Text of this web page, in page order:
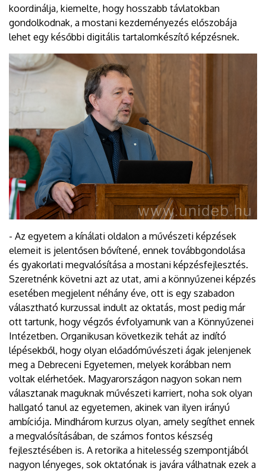
koordinálja, kiemelte, hogy hosszabb távlatokban
gondolkodnak, a mostani kezdeményezés előszobája
lehet egy későbbi digitális tartalomkészítő képzésnek.
- Az egyetem a kínálati oldalon a művészeti képzések
elemeit is jelentősen bővítené, ennek továbbgondolása
és gyakorlati megvalósítása a mostani képzésfejlesztés.
Szeretnénk követni azt az utat, ami a könnyűzenei képzés
esetében megjelent néhány éve, ott is egy szabadon
választható kurzussal indult az oktatás, most pedig már
ott tartunk, hogy végzős évfolyamunk van a Könnyűzenei
Intézetben. Organikusan következik tehát az indító
lépésekből, hogy olyan előadóművészeti ágak jelenjenek
meg a Debreceni Egyetemen, melyek korábban nem
voltak elérhetőek. Magyarországon nagyon sokan nem
választanak maguknak művészeti karriert, noha sok olyan
hallgató tanul az egyetemen, akinek van ilyen irányú
ambíciója. Mindhárom kurzus olyan, amely segíthet ennek
a megvalósításában, de számos fontos készség
fejlesztésében is. A retorika a hitelesség szempontjából
nagyon lényeges, sok oktatónak is javára válhatnak ezek a